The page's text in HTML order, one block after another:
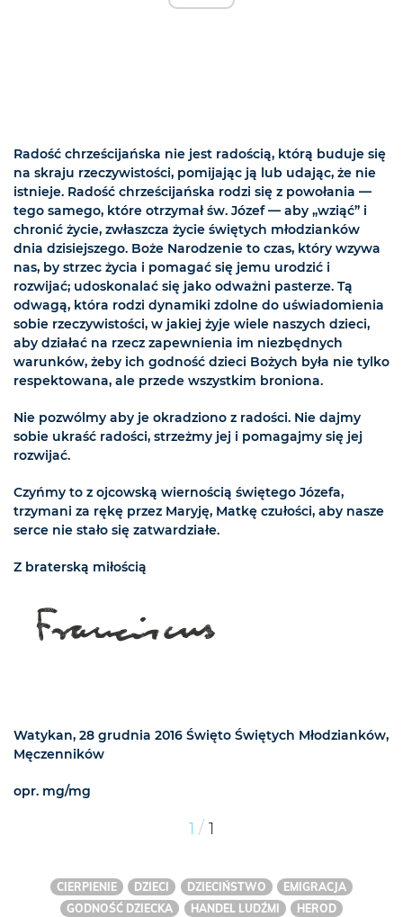
Radość chrześcijańska nie jest radością, którą buduje się
na skraju rzeczywistości, pomijając ją lub udając, że nie
istnieje. Radość chrześcijańska rodzi się z powołania —
tego samego, które otrzymał św. Józef — aby „wziąć” i
chronić życie, zwłaszcza życie świętych młodzianków
dnia dzisiejszego. Boże Narodzenie to czas, który wzywa
nas, by strzec życia i pomagać się jemu urodzić i
rozwijać; udoskonalać się jako odważni pasterze. Tą
odwagą, która rodzi dynamiki zdolne do uświadomienia
sobie rzeczywistości, w jakiej żyje wiele naszych dzieci,
aby działać na rzecz zapewnienia im niezbędnych
warunków, żeby ich godność dzieci Bożych była nie tylko
respektowana, ale przede wszystkim broniona.
Nie pozwólmy aby je okradziono z radości. Nie dajmy
sobie ukraść radości, strzeżmy jej i pomagajmy się jej
rozwijać.
Czyńmy to z ojcowską wiernością świętego Józefa,
trzymani za rękę przez Maryję, Matkę czułości, aby nasze
serce nie stało się zatwardziałe.
Z braterską miłością
Watykan, 28 grudnia 2016 Święto Świętych Młodzianków,
Męczenników
opr. mg/mg
1 / 1
CIERPIENIE DZIECI DZIECIŃSTWO
EMIGRACJA
GODNOŚĆ DZIECKA
HANDEL LUDŹMI
HEROD